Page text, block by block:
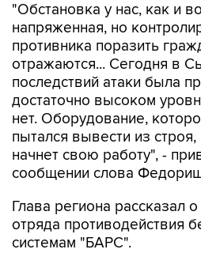
"Обстановка у нас, как и
напряженная, но
противника поразить
отражаются... Сегодня в
последствий атаки была
достаточно высоком
нет. Оборудование,
пытался вывести из
начнет свою работу", -
сообщении слова
Глава региона рассказал
отряда противодействия
системам "БАРС".